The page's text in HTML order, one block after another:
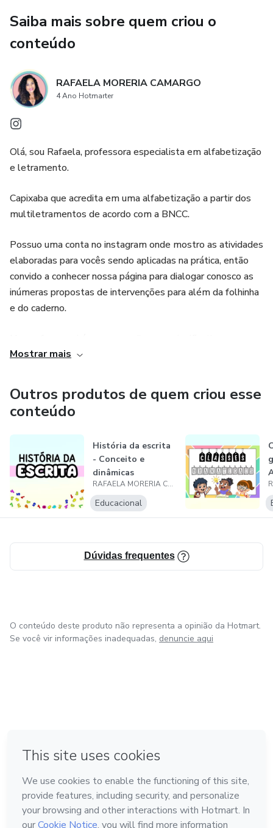
Saiba mais sobre quem criou o
conteúdo
RAFAELA MORERIA CAMARGO
4 Ano Hotmarter
Olá, sou Rafaela, professora especialista em alfabetização
e letramento.
Capixaba que acredita em uma alfabetização a partir dos
multiletramentos de acordo com a BNCC.
Possuo uma conta no instagram onde mostro as atividades
elaboradas para vocês sendo aplicadas na prática, então
convido a conhecer nossa página para dialogar conosco as
inúmeras propostas de intervenções para além da folhinha
e do caderno.
Nosso site com atividades gratuitas para download:
https://saladatiarafa.blogspot.com/
Espero poder encontrar vocês nessa jornada pedagógica.
Um abraço,
Professora Rafaela.
Mostrar mais
Outros produtos de quem criou esse
conteúdo
História da escrita
- Conceito e
dinâmicas
RAFAELA MORERIA CAMARGO
Educacional
Dúvidas frequentes
O conteúdo deste produto não representa a opinião da Hotmart.
Se você vir informações inadequadas, denuncie aqui
Feito com ❤ em Bogotá
Conheça a Hotmart